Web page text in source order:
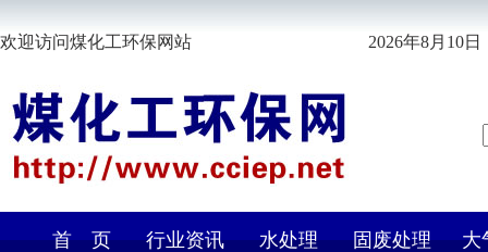
欢迎访问煤化工环保网站 2026年8月10
首 页 行业资讯 水处理 固废处理 大